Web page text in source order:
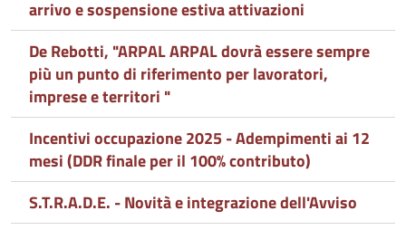
arrivo e sospensione estiva attivazioni
De Rebotti, "ARPAL ARPAL dovrà essere sempre
più un punto di riferimento per lavoratori,
imprese e territori "
Incentivi occupazione 2025 - Adempimenti ai 12
mesi (DDR finale per il 100% contributo)
S.T.R.A.D.E. - Novità e integrazione dell'Avviso